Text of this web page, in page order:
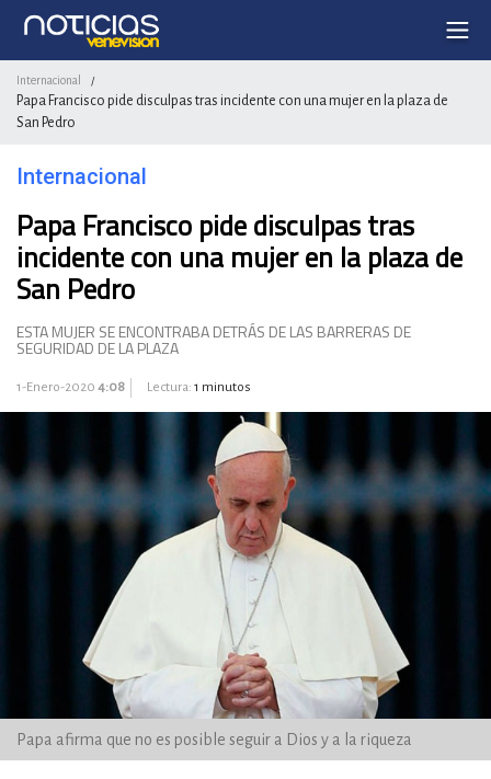
Internacional /
Papa Francisco pide disculpas tras incidente con una mujer en la plaza de
San Pedro
Internacional
Papa Francisco pide disculpas tras
incidente con una mujer en la plaza de
San Pedro
ESTA MUJER SE ENCONTRABA DETRÁS DE LAS BARRERAS DE
SEGURIDAD DE LA PLAZA
1-Enero-2020 4:08 Lectura: 1 minutos
Papa afirma que no es posible seguir a Dios y a la riqueza